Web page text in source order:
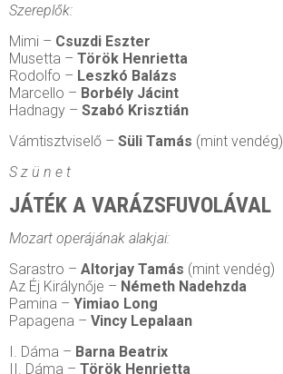
Szereplők:
Mimi – Csuzdi Eszter
Musetta – Török Henrietta
Rodolfo – Leszkó Balázs
Marcello – Borbély Jácint
Hadnagy – Szabó Krisztián
Vámtisztviselő – Süli Tamás (mint vendég)
S z ü n e t
JÁTÉK A VARÁZSFUVOLÁVAL
Mozart operájának alakjai:
Sarastro – Altorjay Tamás (mint vendég)
Az Éj Királynője – Németh Nadehzda
Pamina – Yimiao Long
Papagena – Vincy Lepalaan
I. Dáma – Barna Beatrix
II. Dáma – Török Henrietta